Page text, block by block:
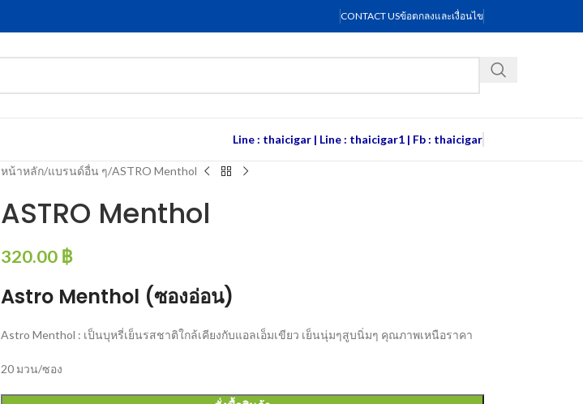
CONTACT USข้อตกลงและเงื่อนไข
Line : thaicigar | Line : thaicigar1 | Fb : thaicigar
หน้าหลัก แบรนด์อื่น ๆ ASTRO Menthol
ASTRO Menthol
320.00 ฿
Astro Menthol (ซองอ่อน)
Astro Menthol : เป็นบุหรี่เย็นรสชาติใกล้เคียงกับแอลเอ็มเขียว เย็นนุ่มๆสูบนิ่มๆ คุณภาพเหนือราคา
20 มวน/ซอง